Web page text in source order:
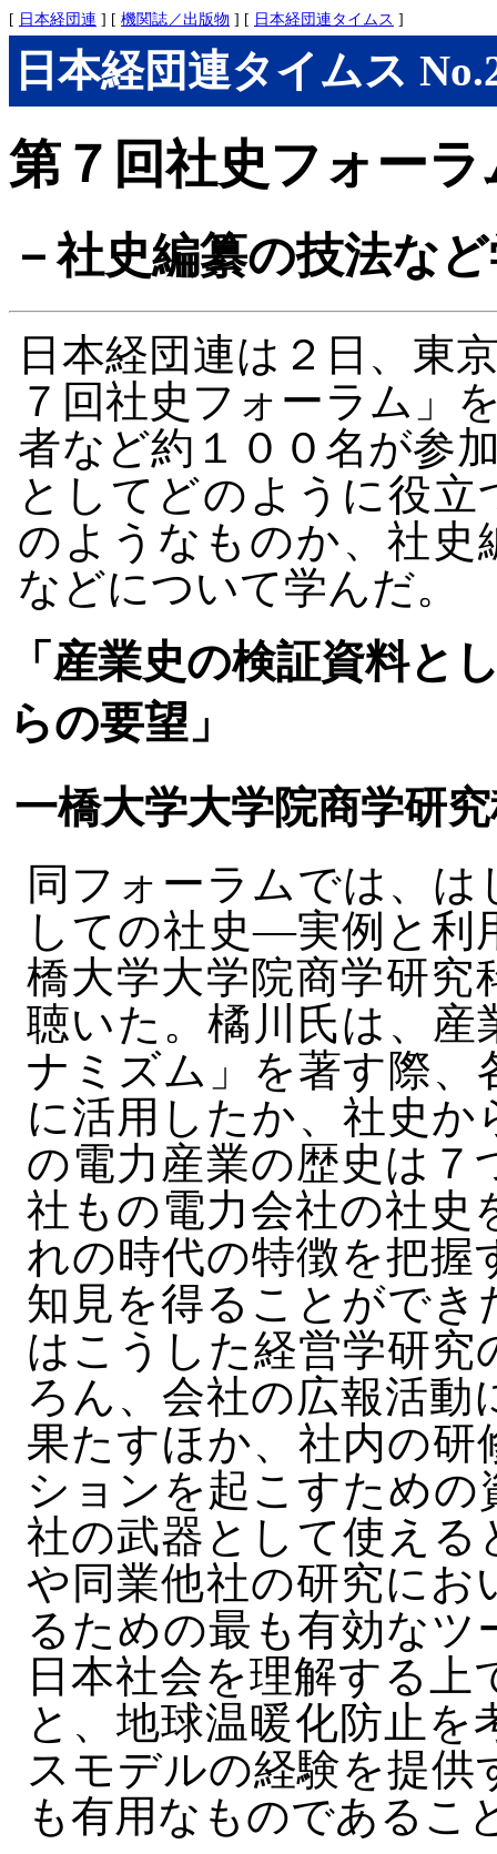
[ 日本経団連 ] [ 機関誌／出版物 ] [ 日本経団連タイムス ]
日本経団連タイムス
第７回社史フォーラ
－社史編纂の技法な
日本経団連は２日、東
７回社史フォーラム」
者など約１００名が参
としてどのように役
のようなものか、社史
などについて学んだ。
「産業史の検証資料
らの要望」
一橋大学大学院商学研
同フォーラムでは、
しての社史―実例と利
橋大学大学院商学研究
聴いた。橘川氏は、産
ナミズム」を著す際、
に活用したか、社史
の電力産業の歴史は７
社もの電力会社の社史
れの時代の特徴を把握
知見を得ることができ
はこうした経営学研
ろん、会社の広報活
果たすほか、社内の研
ションを起こすため
社の武器として使える
や同業他社の研究にお
るための最も有効な
日本社会を理解する
と、地球温暖化防止
スモデルの経験を提
も有用なものであるこ